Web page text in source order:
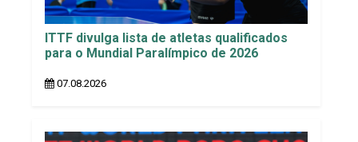
ITTF divulga lista de atletas qualificados
para o Mundial Paralímpico de 2026
07.08.2026